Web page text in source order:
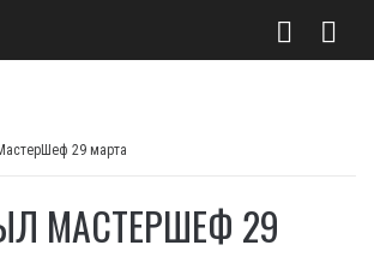
29 марта
МАСТЕРШЕФ 29